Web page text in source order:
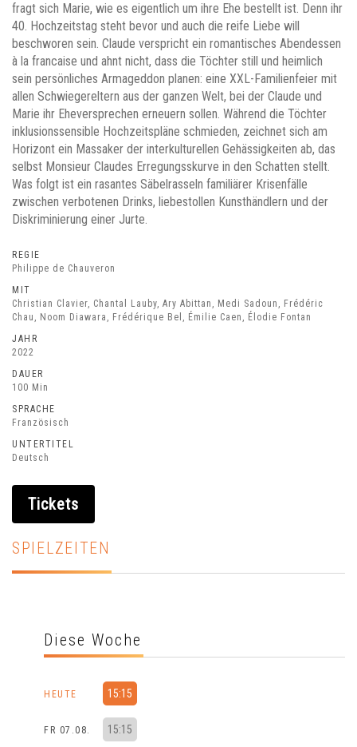
fragt sich Marie, wie es eigentlich um ihre Ehe bestellt ist. Denn ihr
40. Hochzeitstag steht bevor und auch die reife Liebe will
beschworen sein. Claude verspricht ein romantisches Abendessen
à la francaise und ahnt nicht, dass die Töchter still und heimlich
sein persönliches Armageddon planen: eine XXL-Familienfeier mit
allen Schwiegereltern aus der ganzen Welt, bei der Claude und
Marie ihr Eheversprechen erneuern sollen. Während die Töchter
inklusionssensible Hochzeitspläne schmieden, zeichnet sich am
Horizont ein Massaker der interkulturellen Gehässigkeiten ab, das
selbst Monsieur Claudes Erregungsskurve in den Schatten stellt.
Was folgt ist ein rasantes Säbelrasseln familiärer Krisenfälle
zwischen verbotenen Drinks, liebestollen Kunsthändlern und der
Diskriminierung einer Jurte.
REGIE
Philippe de Chauveron
MIT
Christian Clavier, Chantal Lauby, Ary Abittan, Medi Sadoun, Frédéric
Chau, Noom Diawara, Frédérique Bel, Émilie Caen, Élodie Fontan
JAHR
2022
DAUER
100 Min
SPRACHE
Französisch
UNTERTITEL
Deutsch
Tickets
SPIELZEITEN
Diese Woche
HEUTE 15:15
FR 07.08. 15:15